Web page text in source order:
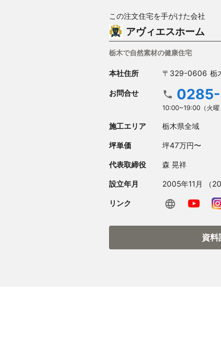
この注文住宅を手がけた会社
アヴィエスホーム
栃木で自然素材の健康住宅
本社住所 〒329-0606 栃
お問合せ
10:00~19:00（火曜
施工エリア 栃木県全域
坪単価 坪47万円〜
代表取締役 森 晃祥
設立年月 2005年11月 （
リンク
資料